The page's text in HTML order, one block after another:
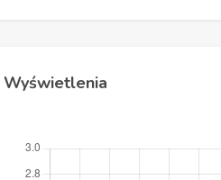
Wyświetlenia